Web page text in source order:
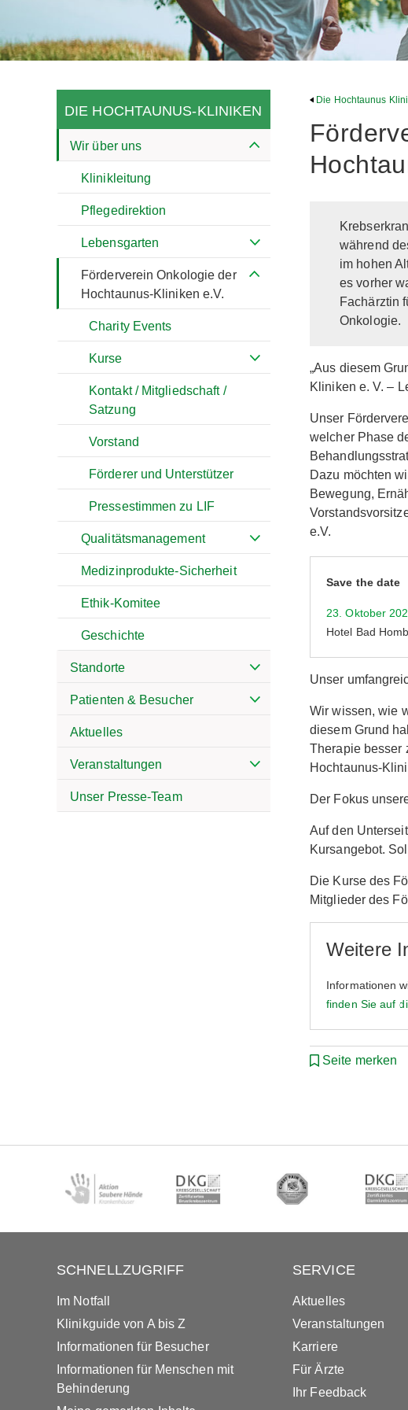
DIE HOCHTAUNUS-KLINIKEN
Wir über uns
Klinikleitung
Pflegedirektion
Lebensgarten
Förderverein Onkologie der
Hochtaunus-Kliniken e.V.
Charity Events
Kurse
Kontakt / Mitgliedschaft /
Satzung
Vorstand
Förderer und Unterstützer
Pressestimmen zu LIF
Qualitätsmanagement
Medizinprodukte-Sicherheit
Ethik-Komitee
Geschichte
Standorte
Patienten & Besucher
Aktuelles
Veranstaltungen
Unser Presse-Team
Die Hochtaunus
während
im hohen
es vorher
Fachärztin
Onkologie.
„Aus diesem
Kliniken e. V. –
Unser
welcher Phase
Dazu möchten
Bewegung,
e.V.
Save the date
23. Oktober
Hotel Bad
Unser
Wir wissen, wie
diesem Grund
Therapie besser
Hochtaunus-
Der Fokus
Auf den
Kursangebot.
Die Kurse des
Mitglieder des
Weitere
Informationen
finden Sie auf
Seite merken
SCHNELLZUGRIFF
Im Notfall
Klinikguide von A bis Z
Informationen für Besucher
Informationen für Menschen mit
Behinderung
SERVICE
Aktuelles
Veranstaltungen
Karriere
Für Ärzte
Ihr Feedback